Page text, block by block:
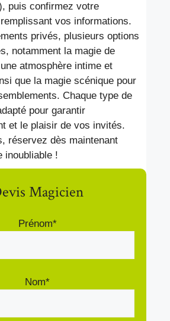
puis confirmez votre
vos informations.
privés, plusieurs options
notamment la magie de
atmosphère intime et
que la magie scénique pour
Chaque type de
pour garantir
et le plaisir de vos invités.
réservez dès maintenant
inoubliable !
Magicien
Prénom*
Nom*